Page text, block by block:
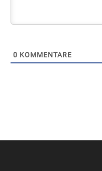
0 KOMMENTARE